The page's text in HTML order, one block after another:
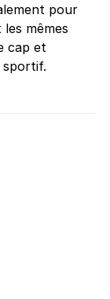
pour
mêmes
cap et
sportif.